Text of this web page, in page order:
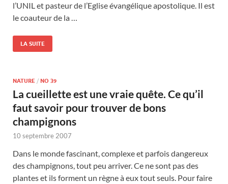
l’UNIL et pasteur de l’Eglise évangélique apostolique. Il est
le coauteur de la …
LA SUITE
NATURE / NO 39
La cueillette est une vraie quête. Ce qu’il
faut savoir pour trouver de bons
champignons
10 septembre 2007
Dans le monde fascinant, complexe et parfois dangereux
des champignons, tout peu arriver. Ce ne sont pas des
plantes et ils forment un règne à eux tout seuls. Pour faire